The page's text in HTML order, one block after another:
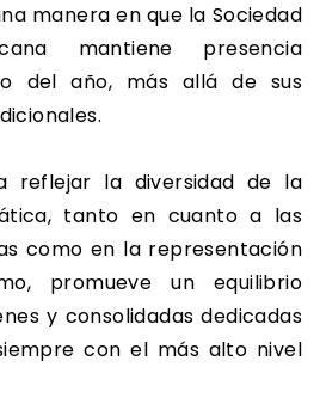
manera en que la Sociedad
mantiene presencia
del año, más allá de sus
reflejar la diversidad de la
tanto en cuanto a las
como en la representación
promueve un equilibrio
y consolidadas dedicadas
con el más alto nivel